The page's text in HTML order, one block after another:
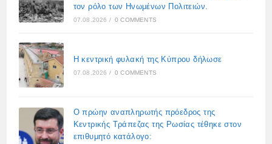
τον ρόλο των Ηνωμένων Πολιτειών.
07.08.2026 / 0 COMMENTS
Η κεντρική φυλακή της Κύπρου δήλωσε
07.08.2026 / 0 COMMENTS
Ο πρώην αναπληρωτής πρόεδρος της
Κεντρικής Τράπεζας της Ρωσίας τέθηκε στον
επιθυμητό κατάλογο: